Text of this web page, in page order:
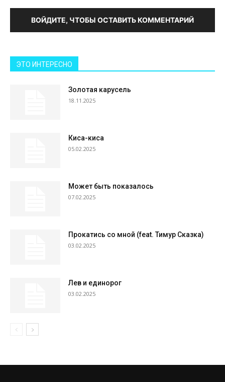
ВОЙДИТЕ, ЧТОБЫ ОСТАВИТЬ КОММЕНТАРИЙ
ЭТО ИНТЕРЕСНО
Золотая карусель
18.11.2025
Киса-киса
05.02.2025
Может быть показалось
07.02.2025
Прокатись со мной (feat. Тимур Сказка)
03.02.2025
Лев и единорог
03.02.2025